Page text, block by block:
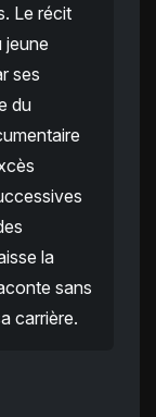
Le récit
ses
du
la
sans
carrière.